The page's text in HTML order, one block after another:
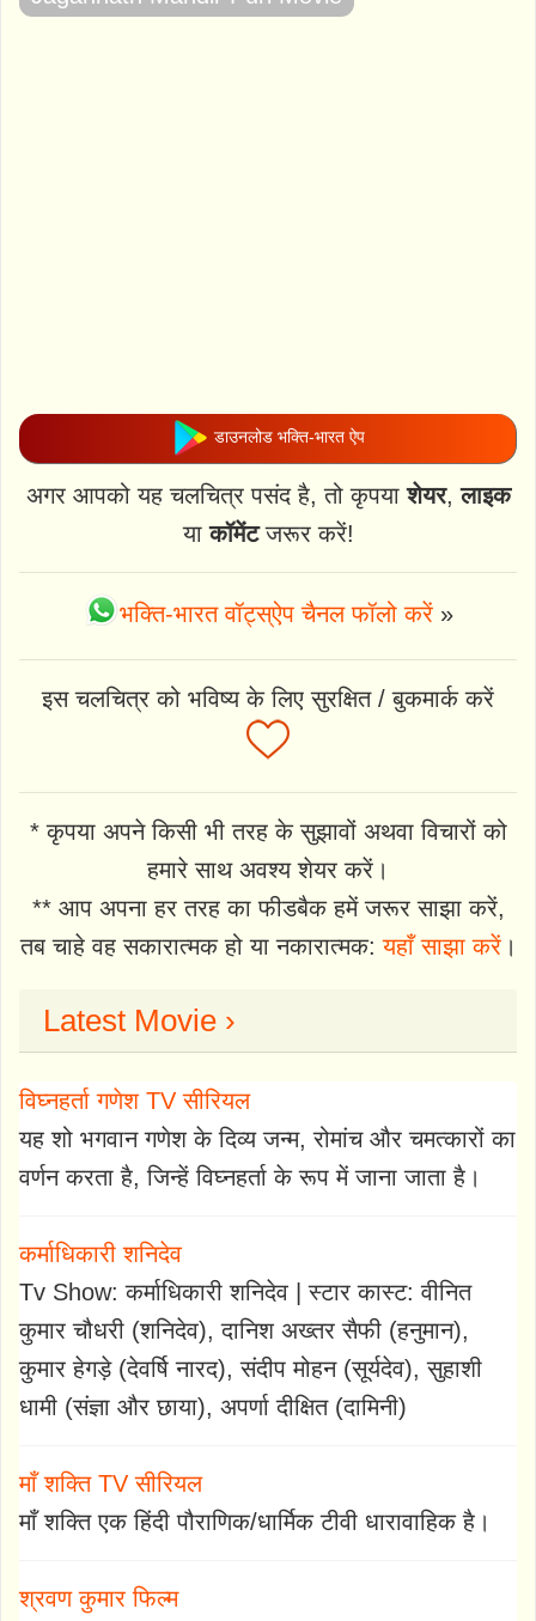
डाउनलोड भक्ति-भारत ऐप
अगर आपको यह चलचित्र पसंद है, तो कृपयाशेयर,लाइक
याकॉमेंटजरूर करें!
भक्ति-भारत वॉट्स्ऐप चैनल फॉलो करें»
इस चलचित्र को भविष्य के लिए सुरक्षित / बुकमार्क करें
* कृपया अपने किसी भी तरह के सुझावों अथवा विचारों को
हमारे साथ अवश्य शेयर करें।
** आप अपना हर तरह का फीडबैक हमें जरूर साझा करें,
तब चाहे वह सकारात्मक हो या नकारात्मक:यहाँ साझा करें।
Latest Movie ›
विघ्नहर्ता गणेश TV सीरियल
यह शो भगवान गणेश के दिव्य जन्म, रोमांच और चमत्कारों का
वर्णन करता है, जिन्हें विघ्नहर्ता के रूप में जाना जाता है।
कर्माधिकारी शनिदेव
Tv Show: कर्माधिकारी शनिदेव | स्टार कास्ट: वीनित
कुमार चौधरी (शनिदेव), दानिश अख्तर सैफी (हनुमान),
कुमार हेगड़े (देवर्षि नारद), संदीप मोहन (सूर्यदेव), सुहाशी
धामी (संज्ञा और छाया), अपर्णा दीक्षित (दामिनी)
माँ शक्ति TV सीरियल
माँ शक्ति एक हिंदी पौराणिक/धार्मिक टीवी धारावाहिक है।
श्रवण कुमार फिल्म